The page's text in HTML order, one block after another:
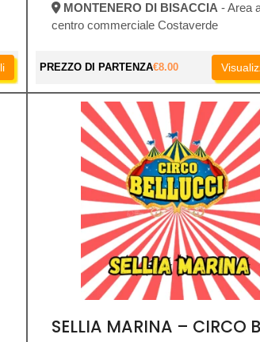
MONTENERO DI BISACCIA - Area
centro commerciale Costaverde
PREZZO DI PARTENZA€8.00